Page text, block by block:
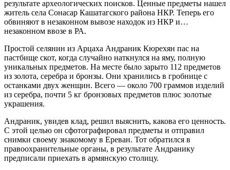
результате археологических поисков. Ценные предметы нашел
житель села Сонасар Кашатагского района НКР. Теперь его
обвиняют в незаконном вывозе находок из НКР и…
незаконном ввозе в РА.
Простой селянин из Арцаха Андраник Кюрехян пас на
пастбище скот, когда случайно наткнулся на яму, полную
уникальных предметов. На месте было зарыто 112 предметов
из золота, серебра и бронзы. Они хранились в гробнице с
останками двух женщин. Всего — около 700 граммов изделий
из серебра, почти 5 кг бронзовых предметов плюс золотые
украшения.
Андраник, увидев клад, решил выяснить, какова его ценность.
С этой целью он сфотографировал предметы и отправил
снимки своему знакомому в Ереван. Тот обратился в
правоохранительные органы, в результате Андранику
предписали приехать в армянскую столицу.